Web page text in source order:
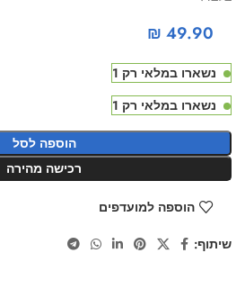
₪ 49.90
נשארו במלאי רק 1
נשארו במלאי רק 1
הוספה לסל
רכישה מהירה
הוספה למועדפים
שיתוף: